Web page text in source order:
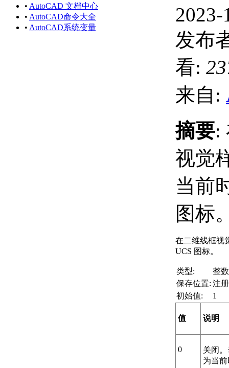
• AutoCAD 文档中心
• AutoCAD命令大全
• AutoCAD系统变量
2023-
发布
看:
来自:
摘要:
视觉
当前
图标
在二维线框视
UCS 图标。
类型:
整数
保存位置: 注
初始值:
1
值 说明
0
关闭
为当